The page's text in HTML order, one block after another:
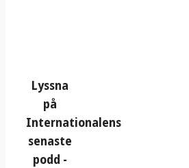
Lyssna
på
Internationalens
senaste
podd -